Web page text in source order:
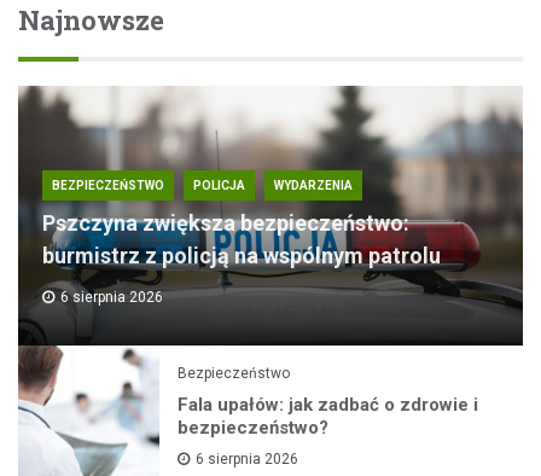
Najnowsze
BEZPIECZEŃSTWO POLICJA WYDARZENIA
Pszczyna zwiększa bezpieczeństwo:
burmistrz z policją na wspólnym patrolu
6 sierpnia 2026
Bezpieczeństwo
Fala upałów: jak zadbać o zdrowie i
bezpieczeństwo?
6 sierpnia 2026